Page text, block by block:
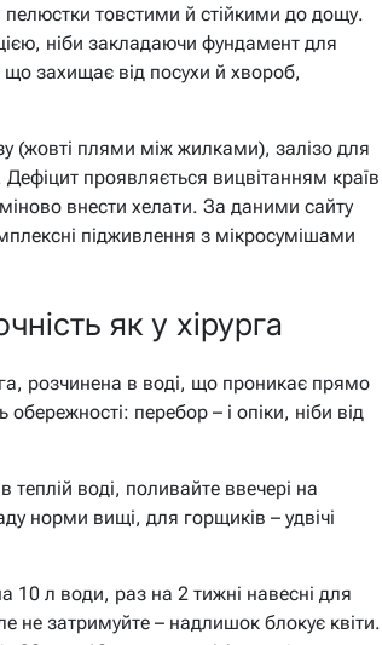
товстими й стійкими до дощу.
ніби закладаючи фундамент для
що захищає від посухи й хвороб,
(жовті плями між жилками), залізо для
проявляється вицвітанням країв
внести хелати. За даними сайту
підживлення з мікросумішами
як у хірурга
розчинена в воді, що проникає прямо
перебор – і опіки, ніби від
воді, поливайте ввечері на
норми вищі, для горщиків – удвічі
10 л води, раз на 2 тижні навесні для
не затримуйте – надлишок блокує квіти.